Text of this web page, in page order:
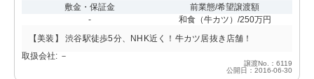
敷金・保証金
-
前業態/希望譲渡額
和食（牛カツ）/250万円
【美装】 渋谷駅徒歩5分、NHK近く！牛カツ居抜き店舗！
取扱会社: －
譲渡No.：6119
公開日：2016-06-30